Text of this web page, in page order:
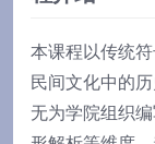
本课程以传统
民间文化中的
无为学院组织